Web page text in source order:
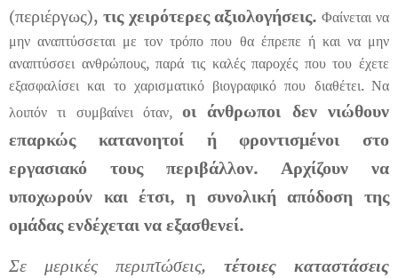
(περιέργως), τις χειρότερες αξιολογήσεις. Φαίνεται να
μην αναπτύσσεται με τον τρόπο που θα έπρεπε ή και να μην
αναπτύσσει ανθρώπους, παρά τις καλές παροχές που του έχετε
εξασφαλίσει και το χαρισματικό βιογραφικό που διαθέτει. Να
λοιπόν τι συμβαίνει όταν,οι άνθρωποι δεν νιώθουν
επαρκώς κατανοητοί ή φροντισμένοι στο
εργασιακό τους περιβάλλον. Αρχίζουν να
υποχωρούν και έτσι, η συνολική απόδοση της
ομάδας ενδέχεται να εξασθενεί.
Σε μερικές περιπτώσεις, τέτοιες καταστάσεις